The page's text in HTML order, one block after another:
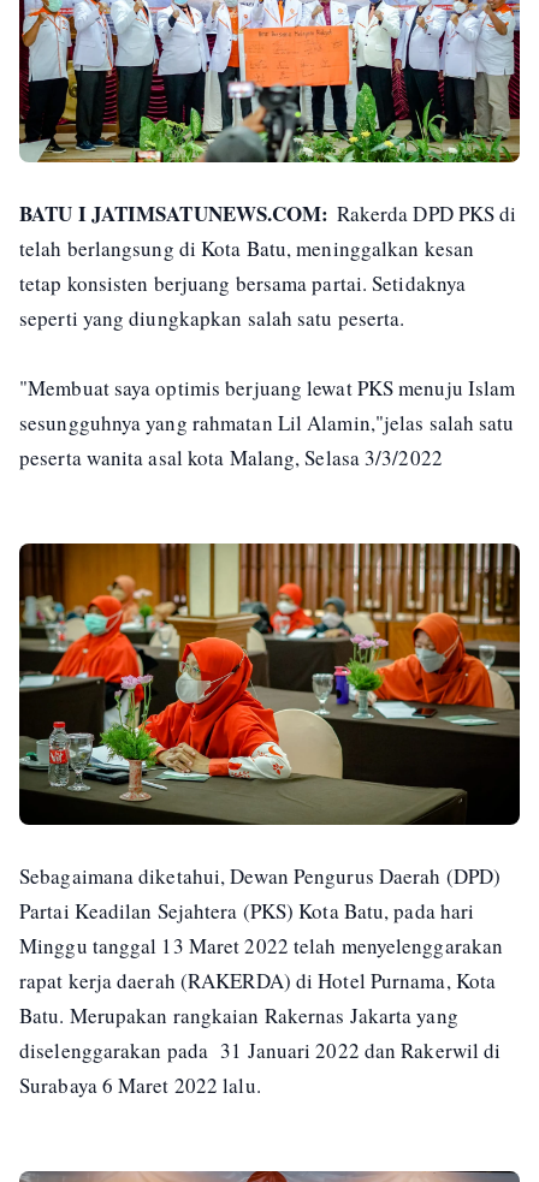
BATU I JATIMSATUNEWS.COM: Rakerda DPD PKS di
telah berlangsung di Kota Batu, meninggalkan kesan
tetap konsisten berjuang bersama partai. Setidaknya
seperti yang diungkapkan salah satu peserta.
"Membuat saya optimis berjuang lewat PKS menuju Islam
sesungguhnya yang rahmatan Lil Alamin,"jelas salah satu
peserta wanita asal kota Malang, Selasa 3/3/2022
Sebagaimana diketahui, Dewan Pengurus Daerah (DPD)
Partai Keadilan Sejahtera (PKS) Kota Batu, pada hari
Minggu tanggal 13 Maret 2022 telah menyelenggarakan
rapat kerja daerah (RAKERDA) di Hotel Purnama, Kota
Batu. Merupakan rangkaian Rakernas Jakarta yang
diselenggarakan pada 31 Januari 2022 dan Rakerwil di
Surabaya 6 Maret 2022 lalu.